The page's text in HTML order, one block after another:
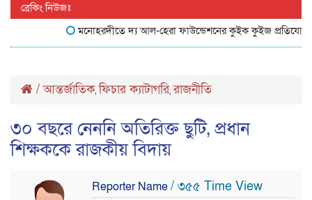
ব্রেকিং নিউজঃ
মনোহরদীতে দ্য আল-হেরা ফাউন্ডেশনের কুইক কুইজ প্রতিযোগিতা
/আন্তর্জাতিক,ফিচার ক্যাটাগরি,রাজনীতি
৩০ বছরে নেননি অতিরিক্ত ছুটি, প্রধান
শিক্ষককে রাজকীয় বিদায়
Reporter Name/ ৩৫৫ Time View